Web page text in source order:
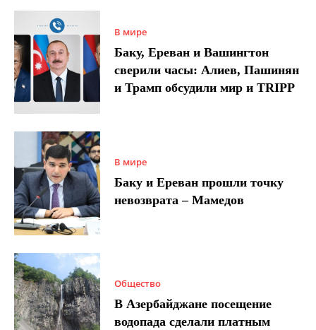
В мире
Баку, Ереван и Вашингтон
сверили часы: Алиев, Пашинян
и Трамп обсудили мир и TRIPP
В мире
Баку и Ереван прошли точку
невозврата – Мамедов
Общество
В Азербайджане посещение
водопада сделали платным